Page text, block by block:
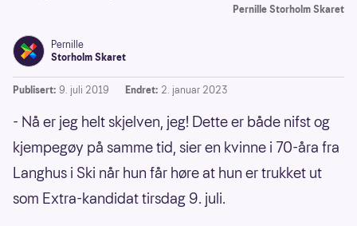
Pernille Storholm Skaret
Pernille
Storholm Skaret
Publisert: 9. juli 2019 Endret: 2. januar 2023
- Nå er jeg helt skjelven, jeg! Dette er både nifst og
kjempegøy på samme tid, sier en kvinne i 70-åra fra
Langhus i Ski når hun får høre at hun er trukket ut
som Extra-kandidat tirsdag 9. juli.